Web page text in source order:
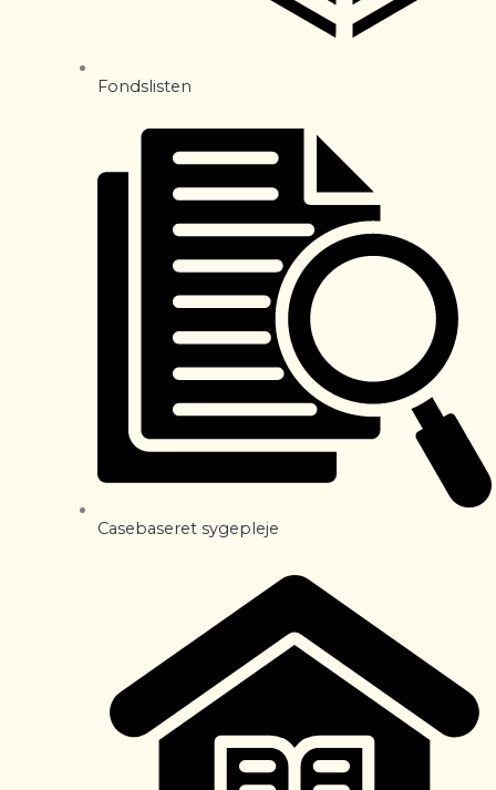
Fondslisten
Casebaseret sygepleje